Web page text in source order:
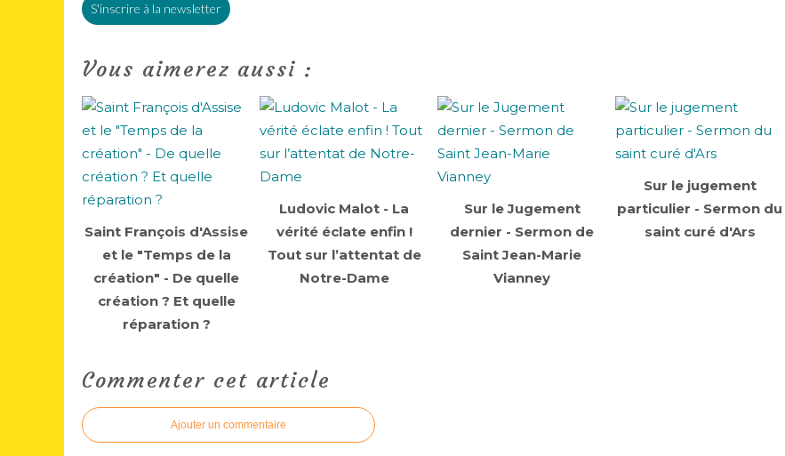
S'inscrire à la newsletter
Vous aimerez aussi :
Saint François d'Assise
et le "Temps de la
création" - De quelle
création ? Et quelle
réparation ?
Ludovic Malot - La
vérité éclate enfin !
Tout sur l’attentat de
Notre-Dame
Sur le Jugement
dernier - Sermon de
Saint Jean-Marie
Vianney
Sur le jugement
particulier - Sermon du
saint curé d'Ars
Commenter cet article
Ajouter un commentaire